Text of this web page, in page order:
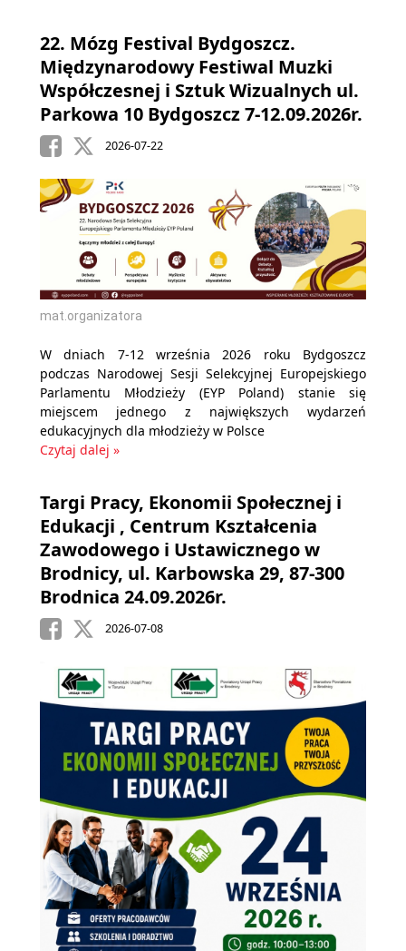
22. Mózg Festival Bydgoszcz.
Międzynarodowy Festiwal Muzki
Współczesnej i Sztuk Wizualnych ul.
Parkowa 10 Bydgoszcz 7-12.09.2026r.
2026-07-22
mat.organizatora
W dniach 7-12 września 2026 roku Bydgoszcz
podczas Narodowej Sesji Selekcyjnej Europejskiego
Parlamentu Młodzieży (EYP Poland) stanie się
miejscem jednego z największych wydarzeń
edukacyjnych dla młodzieży w Polsce
Czytaj dalej »
Targi Pracy, Ekonomii Społecznej i
Edukacji , Centrum Kształcenia
Zawodowego i Ustawicznego w
Brodnicy, ul. Karbowska 29, 87-300
Brodnica 24.09.2026r.
2026-07-08